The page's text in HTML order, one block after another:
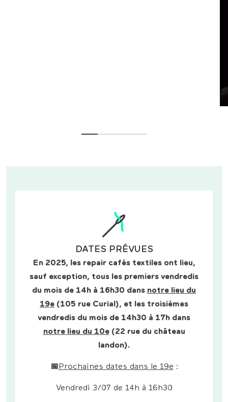
DATES PRÉVUES
En 2025, les repair cafés textiles ont lieu,
sauf exception, tous les premiers vendredis
du mois de 14h à 16h30 dans notre lieu du
19e (105 rue Curial), et les troisièmes
vendredis du mois de 14h30 à 17h dans
notre lieu du 10e(22 rue du château
landon).
📅 Prochaines dates dans le 19e :
Vendredi 3/07 de 14h à 16h30